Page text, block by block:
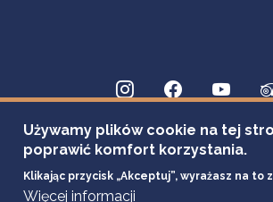
Używamy plików cookie na tej
poprawić komfort korzystania.
Klikając przycisk „Akceptuj”, wyrażasz na to
Więcej informacji